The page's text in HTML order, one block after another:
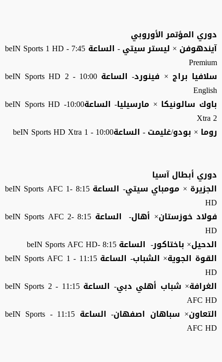
دوري المؤتمر الأوروبي
آيندهوفن × ليستر سيتي - الساعة 7:45 - beIN Sports 1 HD
Premium
سلافيا براج × فينورد- الساعة 10:00 - beIN Sports HD 2
English
باوك سالونيكا × مارسيليا- الساعة10:00- beIN Sports HD
Xtra 2
روما × بودو/غليمت - الساعة10:00 - beIN Sports HD Xtra 1
دوري أبطال آسيا
الجزيرة × مومباي سيتي- الساعة 8:15 -1 beIN Sports AFC
HD
فولاد خوزستان× أهال- الساعة 8:15 -2 beIN Sports AFC
HD
الدحيل× باختاكور- الساعة 8:15 -beIN Sports AFC HD
القوة الجوية× الشباب- الساعة 11:15 - 1 beIN Sports AFC
HD
الغرافة× شباب أهلي دبي- الساعة 11:15 - 2 beIN Sports
AFC HD
التعاون× سباهان اصفهان- الساعة 11:15 - beIN Sports
AFC HD